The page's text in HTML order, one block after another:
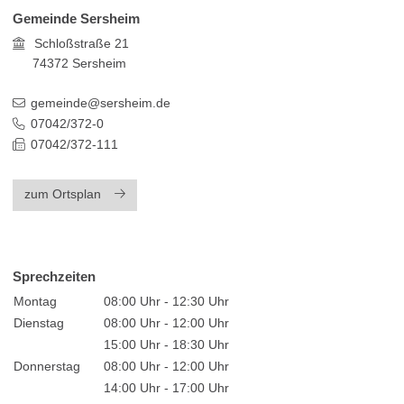
Gemeinde Sersheim
Schloßstraße 21
74372 Sersheim
gemeinde@sersheim.de
07042/372-0
07042/372-111
zum Ortsplan
Sprechzeiten
Montag
08:00 Uhr - 12:30 Uhr
Dienstag
08:00 Uhr - 12:00 Uhr
15:00 Uhr - 18:30 Uhr
Donnerstag
08:00 Uhr - 12:00 Uhr
14:00 Uhr - 17:00 Uhr